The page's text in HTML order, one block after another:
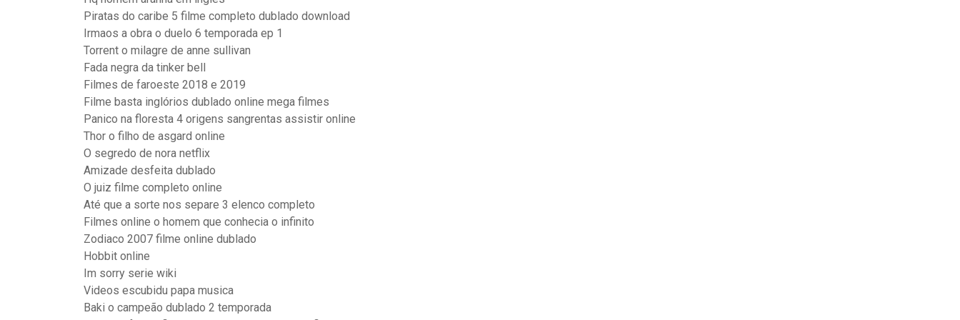
Piratas do caribe 5 filme completo dublado download
Irmaos a obra o duelo 6 temporada ep 1
Torrent o milagre de anne sullivan
Fada negra da tinker bell
Filmes de faroeste 2018 e 2019
Filme basta inglórios dublado online mega filmes
Panico na floresta 4 origens sangrentas assistir online
Thor o filho de asgard online
O segredo de nora netflix
Amizade desfeita dublado
O juiz filme completo online
Até que a sorte nos separe 3 elenco completo
Filmes online o homem que conhecia o infinito
Zodiaco 2007 filme online dublado
Hobbit online
Im sorry serie wiki
Videos escubidu papa musica
Baki o campeão dublado 2 temporada